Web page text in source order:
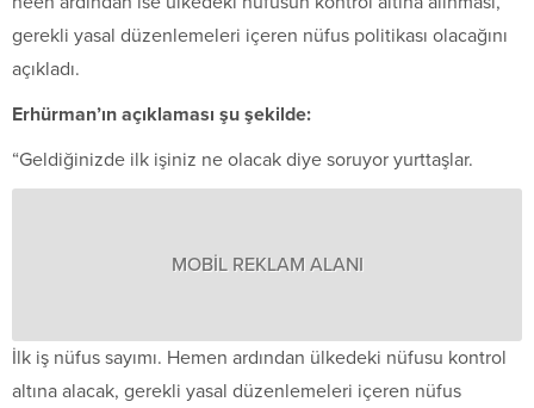
gerekli yasal düzenlemeleri içeren nüfus politikası olacağını
açıkladı.
Erhürman’ın açıklaması şu şekilde:
“Geldiğinizde ilk işiniz ne olacak diye soruyor yurttaşlar.
MOBİL REKLAM ALANI
İlk iş nüfus sayımı. Hemen ardından ülkedeki nüfusu kontrol
altına alacak, gerekli yasal düzenlemeleri içeren nüfus